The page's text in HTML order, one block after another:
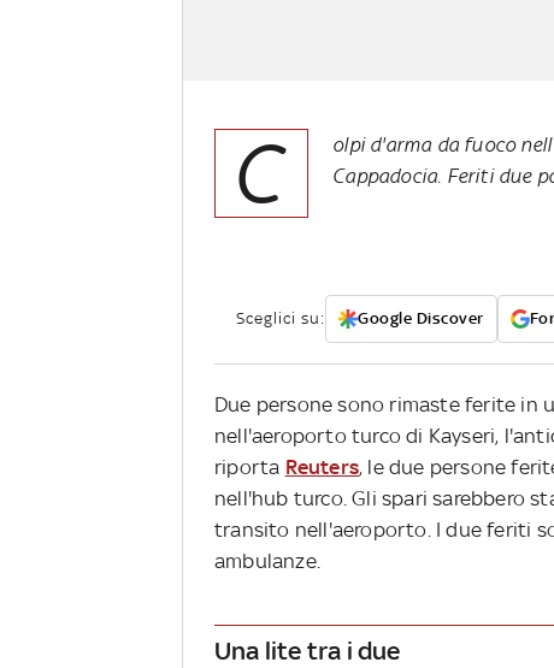
C
olpi d'arma da fuoco
Cappadocia. Feriti due
Sceglici su: Google Discover
Due persone sono rimaste ferite in
nell'aeroporto turco di Kayseri,
riporta Reuters, le due persone
nell'hub turco. Gli spari sarebbero
transito nell'aeroporto. I due feriti
ambulanze.
Una lite tra i due